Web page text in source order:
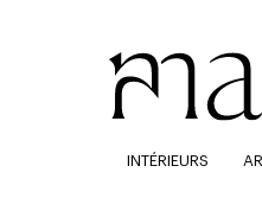
INTÉRIEURS